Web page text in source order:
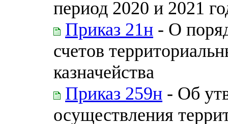
период 2020 и 2021
Приказ 21н - О
счетов
казначейства
Приказ 259н - Об
осуществления